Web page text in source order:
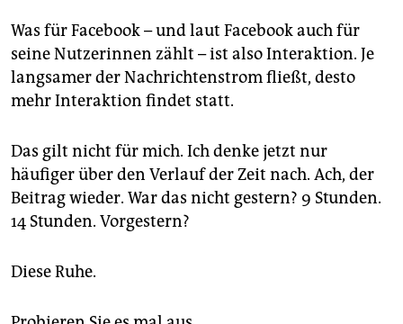
Was für Facebook – und laut Facebook auch für
seine Nutzerinnen zählt – ist also Interaktion. Je
langsamer der Nachrichtenstrom fließt, desto
mehr Interaktion findet statt.
Das gilt nicht für mich. Ich denke jetzt nur
häufiger über den Verlauf der Zeit nach. Ach, der
Beitrag wieder. War das nicht gestern? 9 Stunden.
14 Stunden. Vorgestern?
Diese Ruhe.